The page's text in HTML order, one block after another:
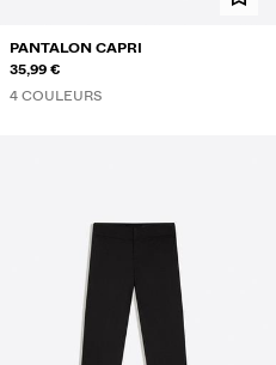
PANTALON CAPRI
35,99 €
4 COULEURS